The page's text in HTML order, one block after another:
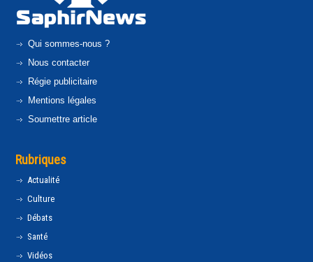
Qui sommes-nous ?
Nous contacter
Régie publicitaire
Mentions légales
Soumettre article
Rubriques
Actualité
Culture
Débats
Santé
Vidéos